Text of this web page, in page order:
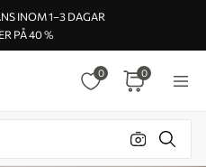
INOM 1–3 DAGAR
PÅ 40 %
0 0